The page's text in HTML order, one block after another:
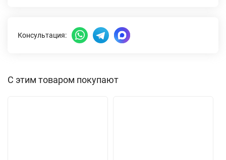
Консультация:
С этим товаром покупают